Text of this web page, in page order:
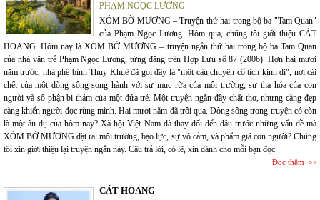
PHẠM NGỌC LƯƠNG
XÓM BỜ MƯƠNG – Truyện thứ hai trong bộ ba "Tam Quan"
của Phạm Ngọc Lương. Hôm qua, chúng tôi giới thiệu CÁT
HOANG. Hôm nay là XÓM BỜ MƯƠNG – truyện ngắn thứ hai trong bộ ba Tam Quan
của nhà văn trẻ Phạm Ngọc Lương, từng đăng trên Hợp Lưu số 87 (2006). Hơn hai mươi
năm trước, nhà phê bình Thụy Khuê đã gọi đây là "một câu chuyện cổ tích kinh dị", nơi cái
chết của một dòng sông song hành với sự mục rữa của môi trường, sự tha hóa của con
người và số phận bi thảm của một đứa trẻ. Một truyện ngắn đầy chất thơ, nhưng càng đẹp
càng khiến người đọc rùng mình. Hai mươi năm đã trôi qua. Dòng sông trong truyện có còn
là một ẩn dụ của hôm nay? Xã hội Việt Nam đã thay đổi đến đâu trước những vấn đề mà
XÓM BỜ MƯƠNG đặt ra: môi trường, bạo lực, sự vô cảm, và phẩm giá con người? Chúng
tôi xin giới thiệu lại truyện ngắn này. Câu trả lời, có lẽ, xin dành cho mỗi bạn đọc.
Đọc thêm
CÁT HOANG